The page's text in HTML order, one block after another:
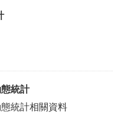
統計
統計相關資料